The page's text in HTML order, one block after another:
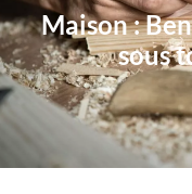
Maison :
sous